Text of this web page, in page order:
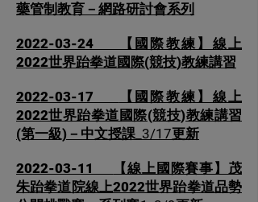
藥管制教育－網路研討會系列
2022-03-24 【國際教練】線上
2022世界跆拳道國際(競技)教練講習
2022-03-17
【國際教練】線上
2022世界跆拳道國際(競技)教練講習
(第一級)－中文授課 _3/17更新
2022-03-11
【線上國際賽事】茂
朱跆拳道院線上2022世界跆拳道品勢